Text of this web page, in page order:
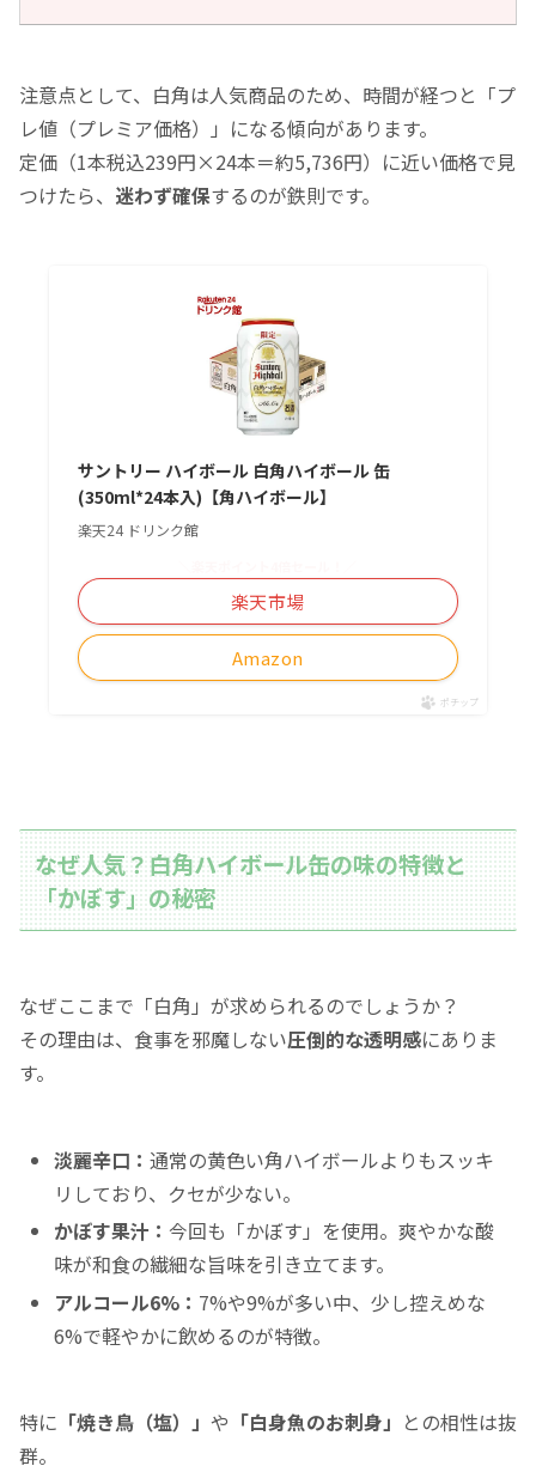
注意点として、白角は人気商品のため、時間が経つと「プ
レ値（プレミア価格）」になる傾向があります。
定価（1本税込239円×24本＝約5,736円）に近い価格で見
つけたら、 迷わず確保するのが鉄則です。
サントリー ハイボール 白角ハイボール 缶
(350ml*24本入)【角ハイボール】
楽天24 ドリンク館
Amazon
楽天市場
ポチップ
なぜ人気？白角ハイボール缶の味の特徴と
「かぼす」の秘密
なぜここまで「白角」が求められるのでしょうか？
その理由は、食事を邪魔しない圧倒的な透明感にありま
す。
淡麗辛口：通常の黄色い角ハイボールよりもスッキ
リしており、クセが少ない。
かぼす果汁：今回も「かぼす」を使用。爽やかな酸
味が和食の繊細な旨味を引き立てます。
アルコール6%： 7%や9%が多い中、少し控えめな
6%で軽やかに飲めるのが特徴。
特に 「焼き鳥（塩）」 や 「白身魚のお刺身」 との相性は抜
群。